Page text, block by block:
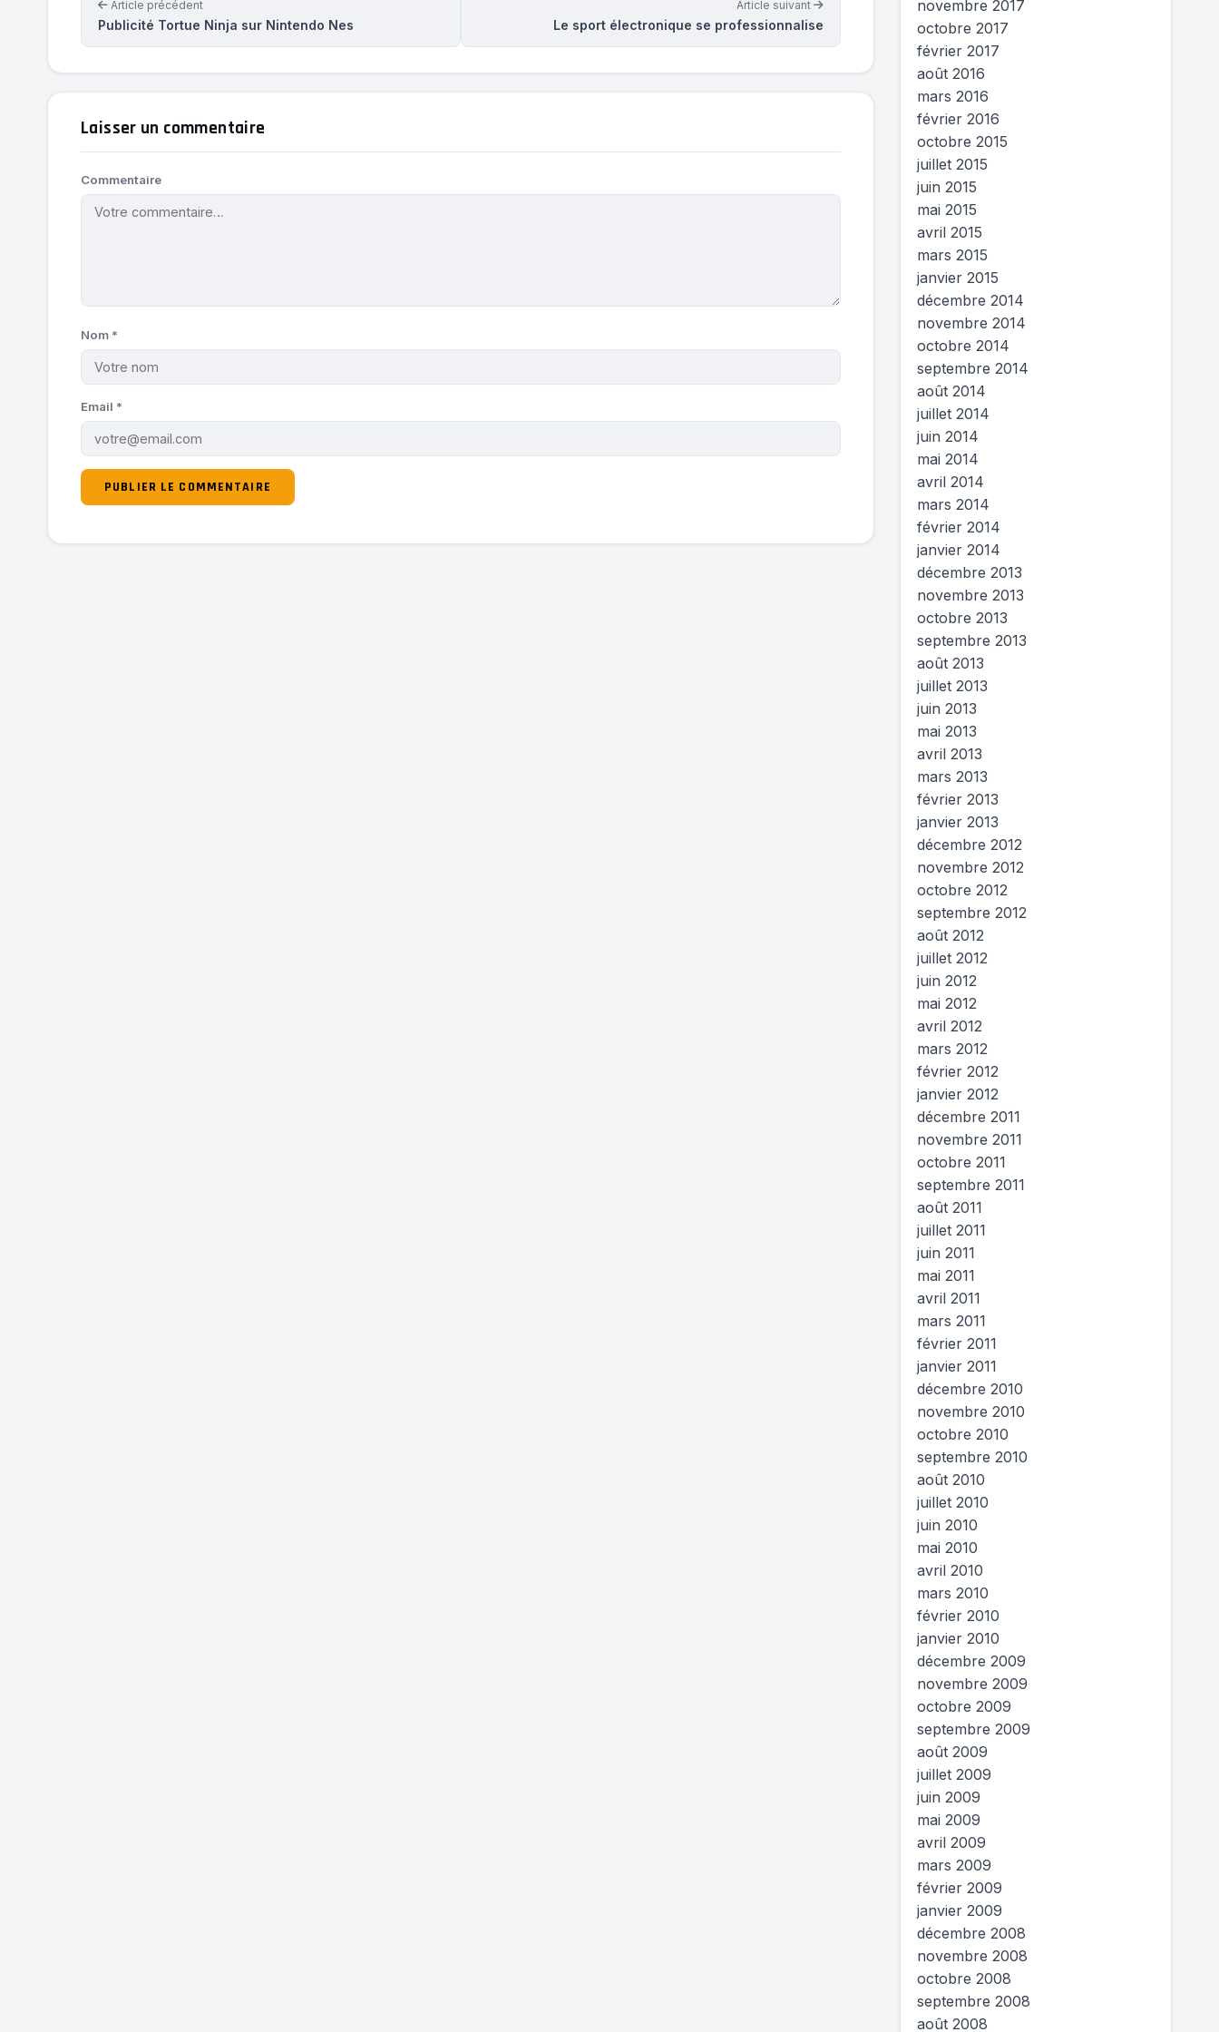
Article précédent
Publicité Tortue Ninja sur Nintendo Nes
Article suivant
Le sport électronique se professionnalise
Laisser un commentaire
Commentaire
Nom *
Email *
novembre 2017
octobre 2017
février 2017
août 2016
mars 2016
février 2016
octobre 2015
juillet 2015
juin 2015
mai 2015
avril 2015
mars 2015
janvier 2015
décembre 2014
novembre 2014
octobre 2014
septembre 2014
août 2014
juillet 2014
juin 2014
mai 2014
avril 2014
mars 2014
février 2014
janvier 2014
décembre 2013
novembre 2013
octobre 2013
septembre 2013
août 2013
juillet 2013
juin 2013
mai 2013
avril 2013
mars 2013
février 2013
janvier 2013
décembre 2012
novembre 2012
octobre 2012
septembre 2012
août 2012
juillet 2012
juin 2012
mai 2012
avril 2012
mars 2012
février 2012
janvier 2012
décembre 2011
novembre 2011
octobre 2011
septembre 2011
août 2011
juillet 2011
juin 2011
mai 2011
avril 2011
mars 2011
février 2011
janvier 2011
décembre 2010
novembre 2010
octobre 2010
septembre 2010
août 2010
juillet 2010
juin 2010
mai 2010
avril 2010
mars 2010
février 2010
janvier 2010
décembre 2009
novembre 2009
octobre 2009
septembre 2009
août 2009
juillet 2009
juin 2009
mai 2009
avril 2009
mars 2009
février 2009
janvier 2009
décembre 2008
novembre 2008
octobre 2008
septembre 2008
août 2008